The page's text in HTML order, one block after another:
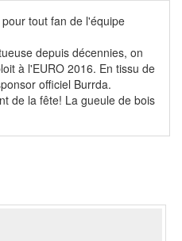
tout fan de l'équipe
depuis décennies, on
à l'EURO 2016. En tissu de
officiel Burrda.
de la fête! La gueule de bois